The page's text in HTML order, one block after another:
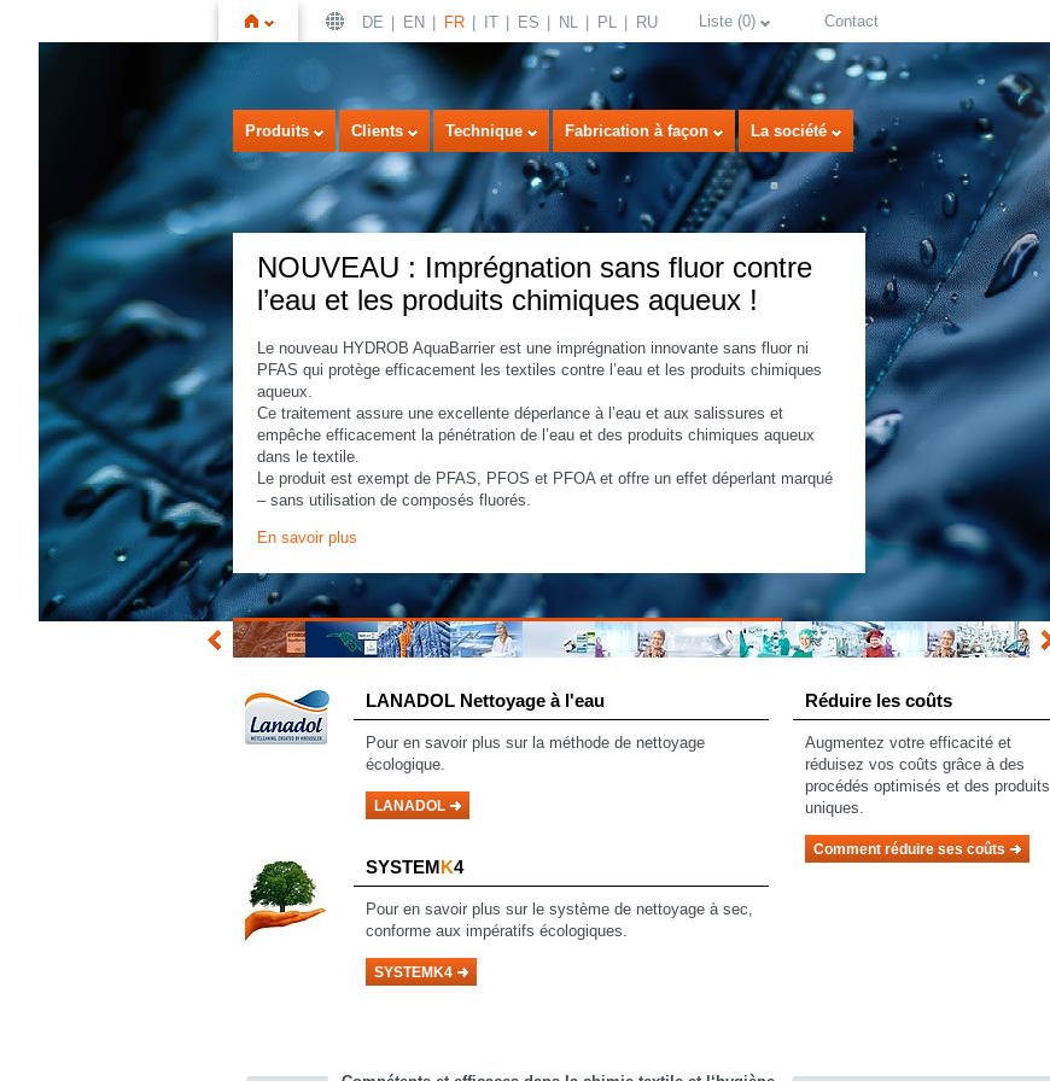
Page
d'accueil
DE EN FR IT ES NL PL RU Liste (0) Contact
Produits Clients Technique Fabrication à façon La société
NOUVEAU : Imprégnation sans fluor contre
l’eau et les produits chimiques aqueux !
Le nouveau HYDROB AquaBarrier est une imprégnation innovante sans fluor ni
PFAS qui protège efficacement les textiles contre l’eau et les produits chimiques
aqueux.
Ce traitement assure une excellente déperlance à l’eau et aux salissures et
empêche efficacement la pénétration de l’eau et des produits chimiques aqueux
dans le textile.
Le produit est exempt de PFAS, PFOS et PFOA et offre un effet déperlant marqué
– sans utilisation de composés fluorés.
En savoir plus
LANADOL Nettoyage à l'eau
Pour en savoir plus sur la méthode de nettoyage
écologique.
LANADOL
SYSTEMK4
Pour en savoir plus sur le système de nettoyage à sec,
conforme aux impératifs écologiques.
SYSTEMK4
Réduire les coûts
Augmentez votre efficacité et
réduisez vos coûts grâce à des
procédés optimisés et des produits
uniques.
Comment réduire ses coûts
select language